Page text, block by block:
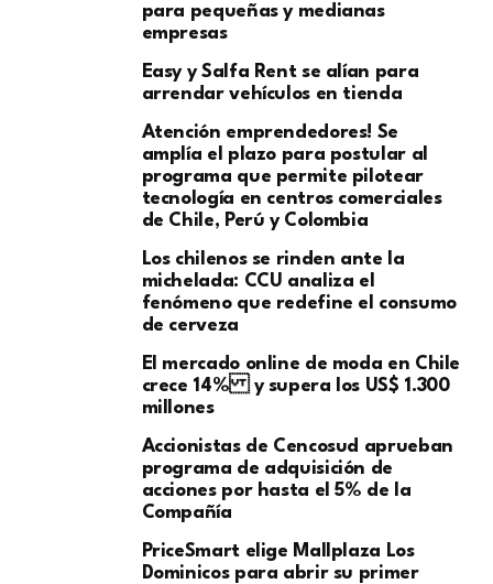
para pequeñas y medianas
empresas
Easy y Salfa Rent se alían para
arrendar vehículos en tienda
Atención emprendedores! Se
amplía el plazo para postular al
programa que permite pilotear
tecnología en centros comerciales
de Chile, Perú y Colombia
Los chilenos se rinden ante la
michelada: CCU analiza el
fenómeno que redefine el consumo
de cerveza
El mercado online de moda en Chile
crece 14% y supera los US$ 1.300
millones
Accionistas de Cencosud aprueban
programa de adquisición de
acciones por hasta el 5% de la
Compañía
PriceSmart elige Mallplaza Los
Dominicos para abrir su primer